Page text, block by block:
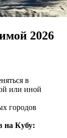
2026
в
или иной
городов
на Кубу: